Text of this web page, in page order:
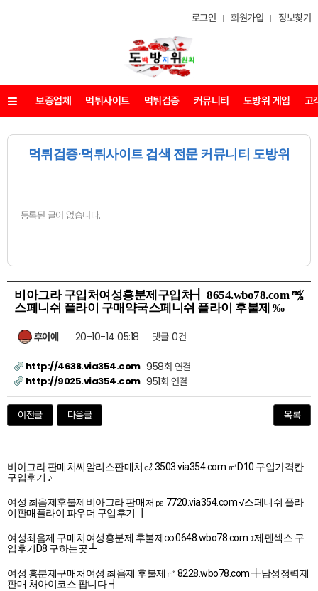
로그인 회원가입 정보찾기
메뉴 보증업체 먹튀사이트 먹튀검증 커뮤니티 도방위 게임 고
먹튀검증·먹튀사이트 검색 전문 커뮤니티 도방위
등록된 글이 없습니다.
비아그라 구입처여성흥분제구입처┨ 8654.wbo78.com ㎮
스페니쉬 플라이 구매약국스페니쉬 플라이 후불제 ‰
후이예 20-10-14 05:18 댓글 0건
http://4638.via354.com 958회 연결
http://9025.via354.com 951회 연결
이전글 다음글 목록
비아그라 판매처씨알리스판매처㎗ 3503.via354.com ㎡D10 구입가격칸
구입후기 ♪
여성 최음제후불제비아그라 판매처㎰ 7720.via354.com √스페니쉬 플라
이판매플라이 파우더 구입후기 ┃
여성최음제 구매처여성흥분제 후불제∞ 0648.wbo78.com ↕제펜섹스 구
입후기D8 구하는곳 ┴
여성 흥분제구매처여성 최음제 후불제㎡ 8228.wbo78.com ┿남성정력제
판매 처아이코스 팝니다 ┫